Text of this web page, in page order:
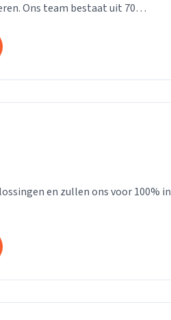
Ons team bestaat uit 70
en zullen ons voor 100% in